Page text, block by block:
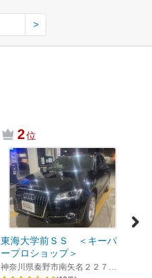
>
2位
東海大学前ＳＳ ＜キーパ
ープロショップ＞
神奈川県秦野市南矢名２２７－